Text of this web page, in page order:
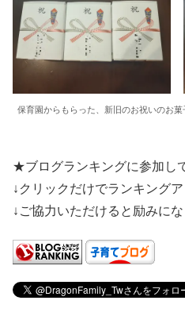
保育園からもらった、新旧のお祝いのお菓
★ブログランキングに参加し
↓クリックだけでランキング
↓ご協力いただけると励みにな